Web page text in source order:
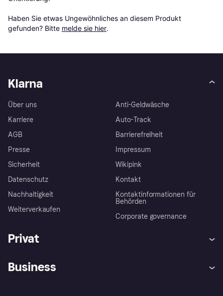
Haben Sie etwas Ungewöhnliches an diesem Produkt
gefunden? Bitte melde sie hier.
Klarna
Über uns
Karriere
AGB
Presse
Sicherheit
Datenschutz
Nachhaltigkeit
Weiterverkaufen
Anti-Geldwäsche
Auto-Track
Barrierefreiheit
Impressum
Wikipink
Kontakt
Kontaktinformationen für
Behörden
Corporate governance
Privat
Business